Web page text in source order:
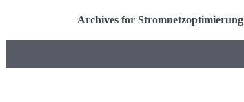
Archives for Stromnetzoptimierung